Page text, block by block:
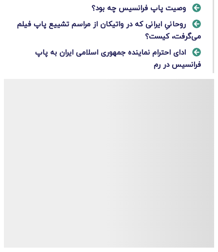
وصیت پاپ فرانسیس چه بود؟
روحانیِ ایرانی که در واتیکان از مراسم تشییع پاپ فیلم
می‌گرفت، کیست؟
ادای احترام نماینده جمهوری اسلامی ایران به پاپ‌
فرانسیس در رم